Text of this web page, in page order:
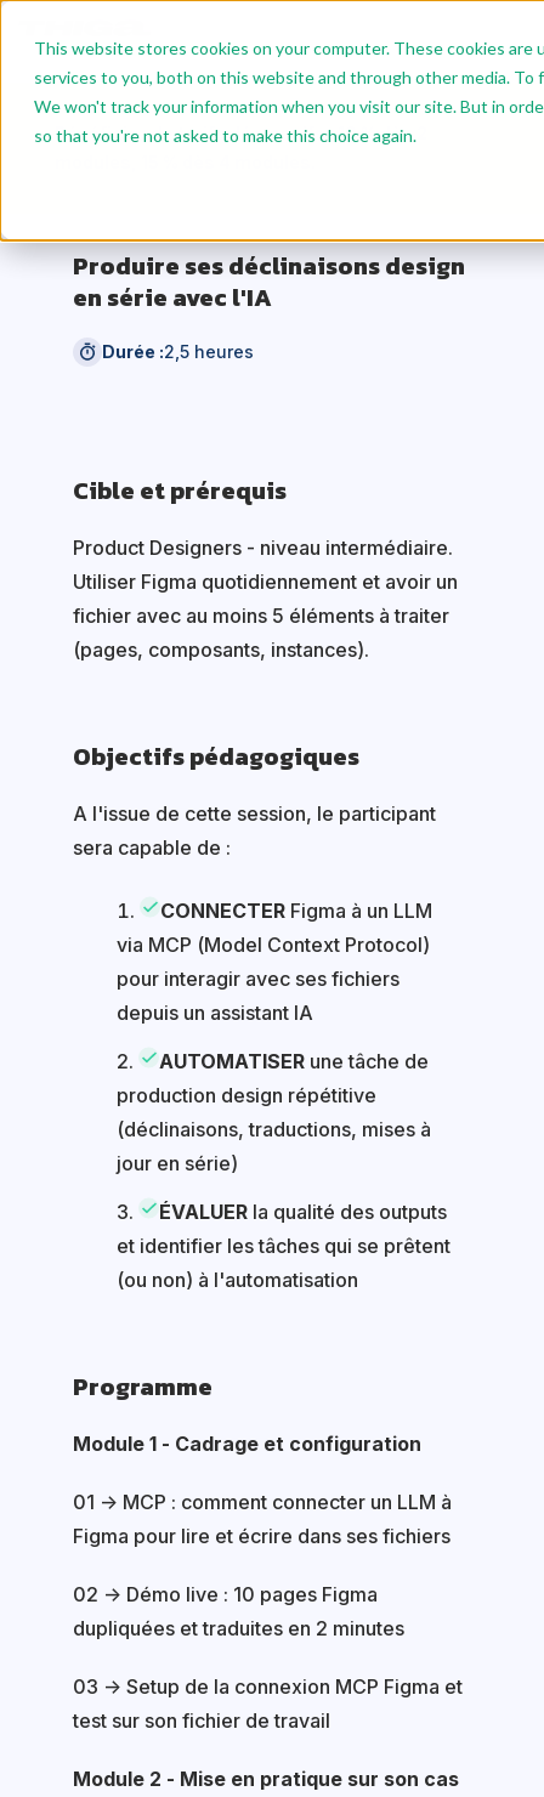
This website stores cookies on your computer. These cookies
services to you, both on this website and through other media.
We won't track your information when you visit our site. But in
so that you're not asked to make this choice again.
Bénéficiez de tarifs dégressifs : 10 % dès 2
Produire ses déclinaisons design
en série avec l'IA
Durée :2,5 heures
Cible et prérequis
Product Designers - niveau intermédiaire.
Utiliser Figma quotidiennement et avoir un
fichier avec au moins 5 éléments à traiter
(pages, composants, instances).
Objectifs pédagogiques
A l'issue de cette session, le participant
sera capable de :
CONNECTER Figma à un LLM
via MCP (Model Context Protocol)
pour interagir avec ses fichiers
depuis un assistant IA
AUTOMATISER une tâche de
production design répétitive
(déclinaisons, traductions, mises à
jour en série)
ÉVALUER la qualité des outputs
et identifier les tâches qui se prêtent
(ou non) à l'automatisation
Programme
Module 1 - Cadrage et configuration
01 → MCP : comment connecter un LLM à
Figma pour lire et écrire dans ses fichiers
02 → Démo live : 10 pages Figma
dupliquées et traduites en 2 minutes
03 → Setup de la connexion MCP Figma et
test sur son fichier de travail
Module 2 - Mise en pratique sur son cas